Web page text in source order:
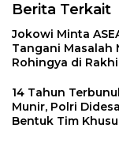
Berita Terkait
Jokowi Minta
Tangani Masalah
Rohingya di
14 Tahun
Munir, Polri
Bentuk Tim